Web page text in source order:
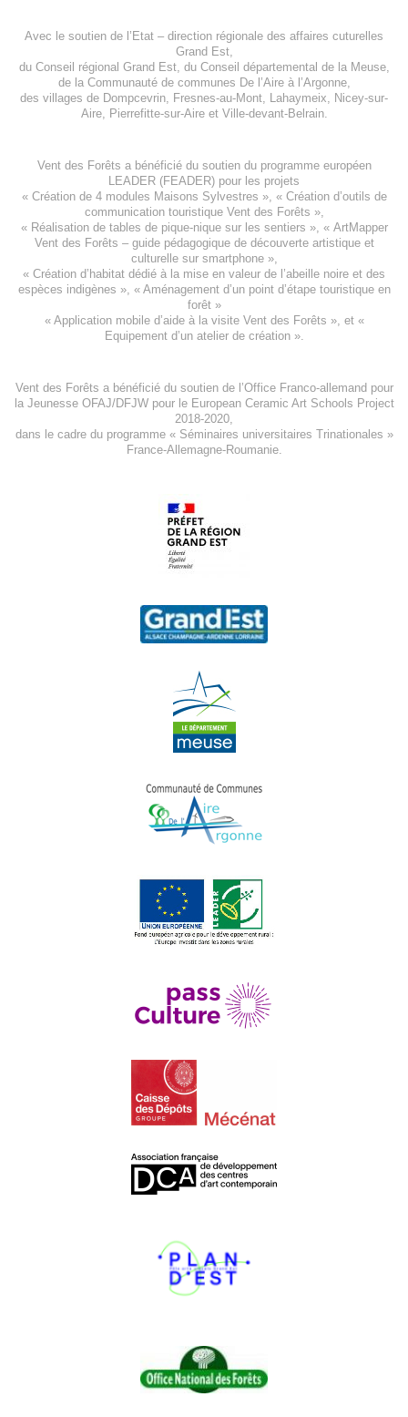
Avec le soutien de l’Etat – direction régionale des affaires cuturelles
Grand Est,
du Conseil régional Grand Est, du Conseil départemental de la Meuse,
de la Communauté de communes De l’Aire à l’Argonne,
des villages de Dompcevrin Fresnes-au-Mont Lahaymeix
Nicey-sur-
Aire, Pierrefitte-sur-Aireet Ville-devant-Belrain.
Vent des Forêts a bénéficié du soutien du programme européen
LEADER (FEADER) pour les projets
« Création de 4 modules Maisons Sylvestres », « Création d’outils de
communication touristique Vent des Forêts »,
« Réalisation de tables de pique-nique sur les sentiers », « ArtMapper
Vent des Forêts – guide pédagogique de découverte artistique et
culturelle sur smartphone »,
« Création d’habitat dédié à la mise en valeur de l’abeille noire et des
espèces indigènes », « Aménagement d’un point d’étape touristique en
forêt»
« Application mobile d’aide à la visite Vent des Forêts », et «
Equipement d’un atelier de création».
Vent des Forêts a bénéficié du soutien de l’Office Franco-allemand pour
la Jeunesse OFAJ/DFJWpour leEuropean Ceramic Art Schools Project
2018-2020
dans le cadre du programme « Séminaires universitaires Trinationales »
France-Allemagne-Roumanie.